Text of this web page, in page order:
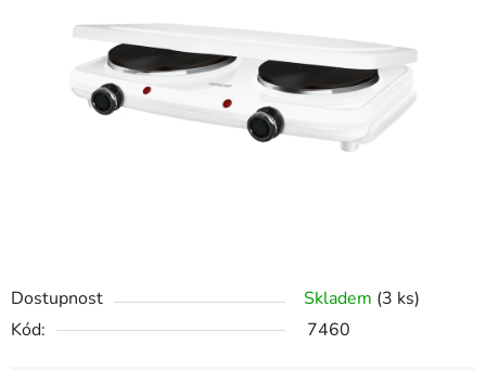
Dostupnost Skladem (3 ks)
Kód:
7460
hvězdiček.